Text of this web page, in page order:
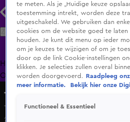
Zoeken
HomeUitzending Gemist
OranjezomerLivestreamsShop
The Tribute: Battle of
The Cosmic Carnival – Rhiannon
20 dec 2025, 19:59
te meten. Als je „Huidige keuze
toestemming intrekt, worden deze
uitgeschakeld. We gebruiken dan
cookies om de website goed te
houden. Je kunt dit menu op ieder
om je keuzes te wijzigen of om je
door op de link Cookie-instellingen
klikken. Je selecties zullen overal
worden doorgevoerd.
Raadpleeg
meer informatie.
Bekijk hier onze
Functioneel & Essentieel